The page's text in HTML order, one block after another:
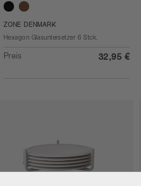
BlackTaupe
ZONE DENMARK
Hexagon Glasuntersetzer 6 Stck.
Preis 32,95 €